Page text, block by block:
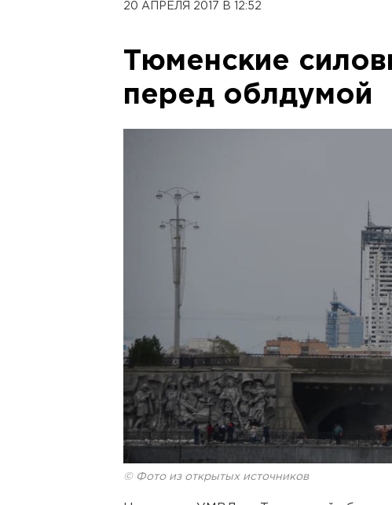
20 АПРЕЛЯ 2017 В 12:52
Тюменские
перед облдумой
© Фото из открытых источников